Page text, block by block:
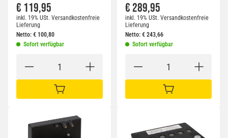
€ 119,95
inkl. 19% USt. Versandkostenfreie
Lieferung
Netto: € 100,80
Sofort verfügbar
IN DEN WARENKORB
€ 289,95
inkl. 19% USt. Versandkostenfreie
Lieferung
Netto: € 243,66
Sofort verfügbar
IN DEN WARENKORB